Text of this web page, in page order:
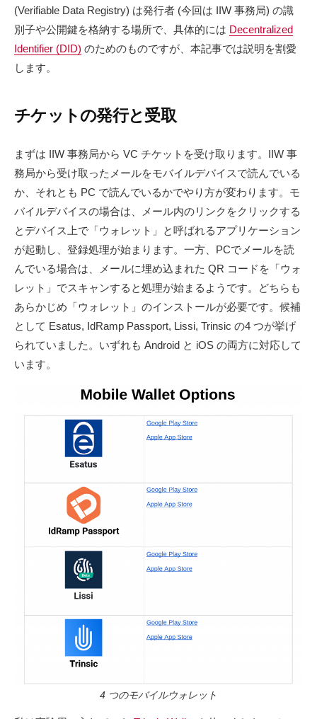
(Verifiable Data Registry) は発行者 (今回は IIW 事務局) の識
別子や公開鍵を格納する場所で、具体的には Decentralized
Identifier (DID) のためのものですが、本記事では説明を割愛
します。
チケットの発行と受取
まずは IIW 事務局から VC チケットを受け取ります。IIW 事
務局から受け取ったメールをモバイルデバイスで読んでいる
か、それとも PC で読んでいるかでやり方が変わります。モ
バイルデバイスの場合は、メール内のリンクをクリックする
とデバイス上で「ウォレット」と呼ばれるアプリケーション
が起動し、登録処理が始まります。一方、PCでメールを読
んでいる場合は、メールに埋め込まれた QR コードを「ウォ
レット」でスキャンすると処理が始まるようです。どちらも
あらかじめ「ウォレット」のインストールが必要です。候補
として Esatus, IdRamp Passport, Lissi, Trinsic の4 つが挙げ
られていました。いずれも Android と iOS の両方に対応して
います。
4 つのモバイルウォレット